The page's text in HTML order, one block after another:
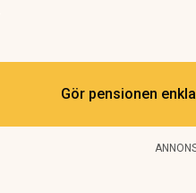
Gör pensionen